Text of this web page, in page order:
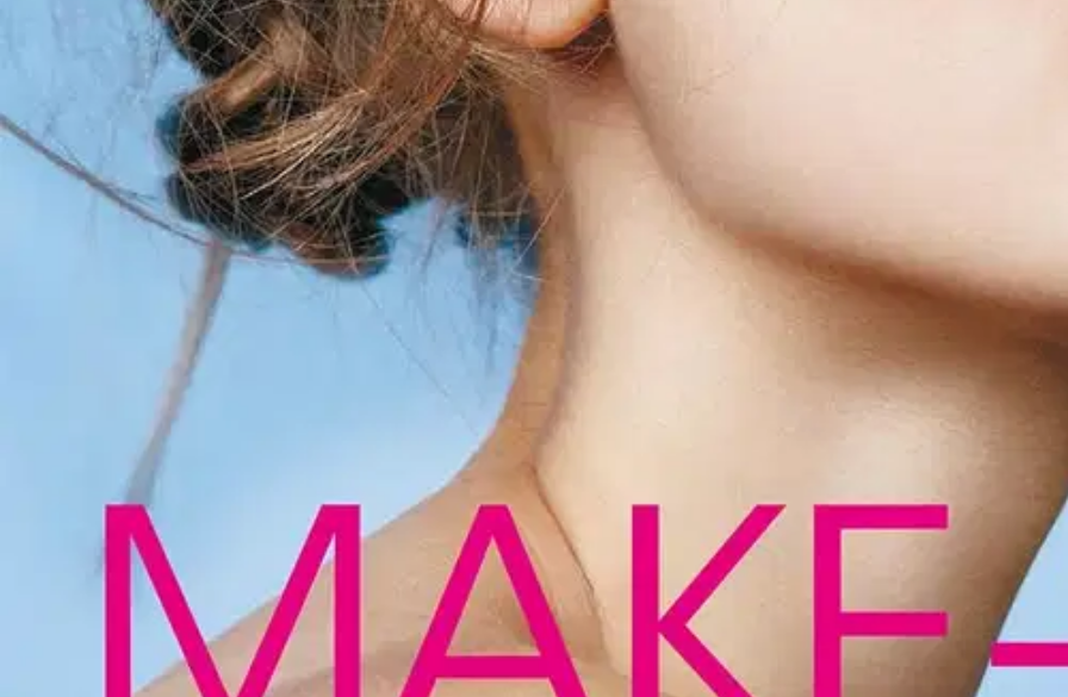
Anna kauneutesi kukoistaa! Tämän oppaan monipuolisten vinkkien avulla kohennat vaivattomasti ulkonäköäsi ja houkuttelet todellisen
päivämeikistä näyttävään iltalookiin. Jokainen muutos esitellään ennen ja jälkeen -kuvina, jotta kykenet toteuttamaan meikin täydellisesti
korostat aina parhaita puoliasi.Saksan Huippumalli haussa -televisiosarjan meikkitaitelija Boris Entrup on niittänyt mainetta luovana ja
television, muodin ja lehtien parissa, minkä lisäksi hänet on nimetty Maybellinen Jade-tuotteiden vastaavaksi meikkitaitelijaksi. Hänen
julkisuuden henkilöitä, ja hänet tunnetaan ainutlaatuisesta kyvystään tuoda muotinäytösten näyttävyyttä arkipäivän tyyliin.
Näytä lisää tuotekuvausta
Ominaisuudet
Oletko tyytyväinen tuotetietoihin?
Ovatko tuotetiedot riittävät? Jos tuotetiedoissa on puutteita tai niitä voisi muuten parantaa, anna palautetta.
Ilmainen palautus 30 päivää.*
Nouto myymälästä ilman toimituskuluja.
Asiakasomistajalle Bonusta jopa 5 %.*
Verkkokauppa